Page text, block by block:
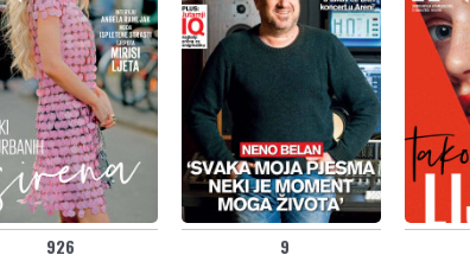
926 9